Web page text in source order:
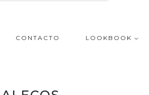
CONTACTO LOOKBOOK